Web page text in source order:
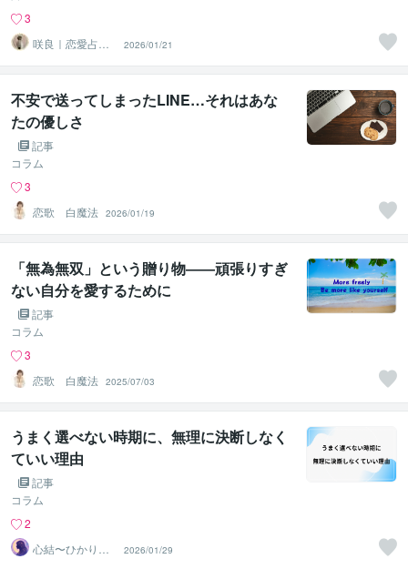
3
咲良｜恋愛占い
心導師
2026/01/21
不安で送ってしまったLINE…それはあな
たの優しさ
記事
コラム
3
恋歌 白魔法 2026/01/19
「無為無双」という贈り物――頑張りすぎ
ない自分を愛するために
記事
コラム
3
恋歌 白魔法 2025/07/03
うまく選べない時期に、無理に決断しなく
ていい理由
記事
コラム
2
心結〜ひかりの
声〜
2026/01/29